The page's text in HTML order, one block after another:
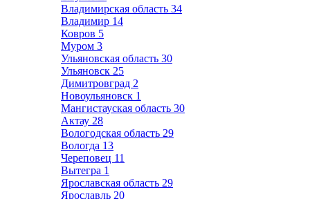
Владимирская область 34
Владимир 14
Ковров 5
Муром 3
Ульяновская область 30
Ульяновск 25
Димитровград 2
Новоульяновск 1
Мангистауская область 30
Актау 28
Вологодская область 29
Вологда 13
Череповец 11
Вытегра 1
Ярославская область 29
Ярославль 20